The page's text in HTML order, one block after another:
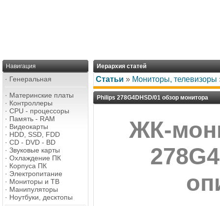
Навигация
· Генеральная
· Материнские платы
· Контроллеры
· CPU - процессоры
· Память - RAM
· Видеокарты
· HDD, SSD, FDD
· CD - DVD - BD
· Звуковые карты
· Охлаждение ПК
· Корпуса ПК
· Электропитание
· Мониторы и ТВ
· Манипуляторы
· Ноутбуки, десктопы
Иерархия статей
Статьи » Мониторы, телевизоры
Philips 278G4DHSD/01 обзор монитора
ЖК-